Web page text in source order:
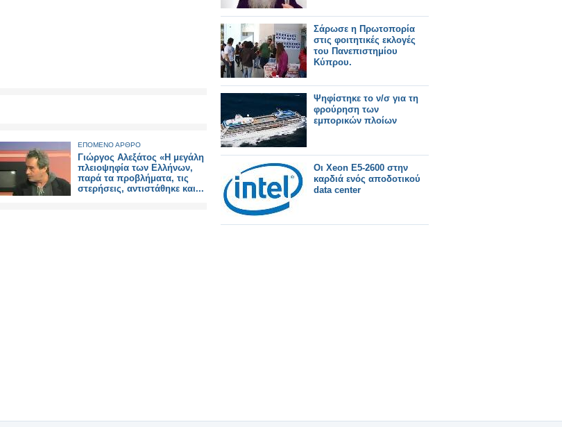
ΕΠΟΜΕΝΟ ΑΡΘΡΟ
Γιώργος Αλεξάτος «Η μεγάλη
πλειοψηφία των Ελλήνων,
παρά τα προβλήματα, τις
στερήσεις, αντιστάθηκε και...
Σάρωσε η Πρωτοπορία
στις φοιτητικές εκλογές
του Πανεπιστημίου
Κύπρου.
Ψηφίστηκε το ν/σ για τη
φρούρηση των
εμπορικών πλοίων
Οι Xeon E5-2600 στην
καρδιά ενός αποδοτικού
data center